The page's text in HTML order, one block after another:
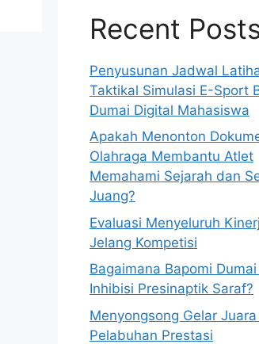
Recent
Penyusunan Jadwal
Taktikal Simulasi E-Sport
Dumai Digital Mahasiswa
Apakah Menonton
Olahraga Membantu Atlet
Memahami Sejarah dan
Juang?
Evaluasi Menyeluruh
Jelang Kompetisi
Bagaimana Bapomi
Inhibisi Presinaptik Saraf?
Menyongsong Gelar
Pelabuhan Prestasi